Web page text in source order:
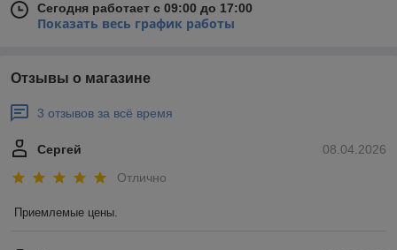
Сегодня работает с 09:00 до 17:00
Показать весь график работы
Отзывы о магазине
3 отзывов за всё время
08.04.2026
Сергей
Отлично
Приемлемые цены.